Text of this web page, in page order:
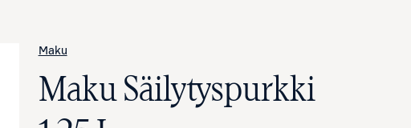
Maku
Maku Säilytyspurkki